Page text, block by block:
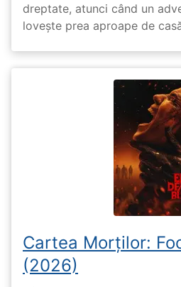
dreptate, atunci când un
lovește prea aproape de
Cartea Morților:
(2026)